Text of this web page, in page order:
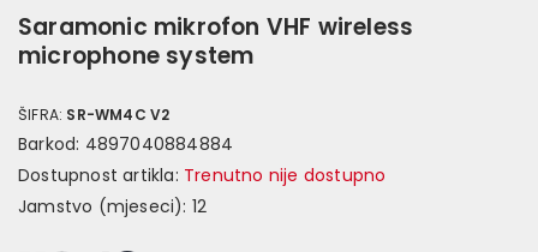
Saramonic mikrofon VHF wireless
microphone system
ŠIFRA: SR-WM4C V2
Barkod: 4897040884884
Dostupnost artikla: Trenutno nije dostupno
Jamstvo (mjeseci): 12